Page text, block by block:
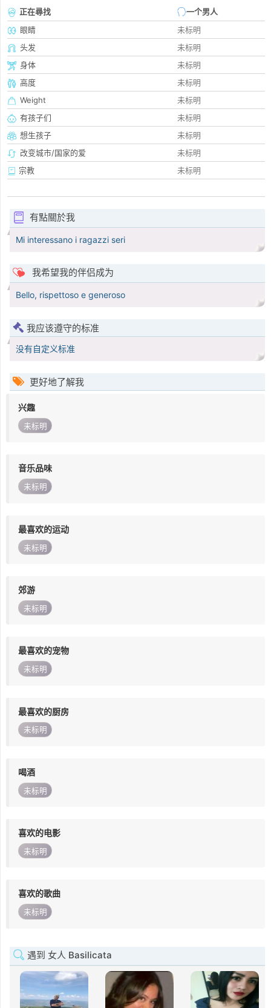
正在尋找
一个男人
眼睛
未标明
头发
未标明
身体
未标明
高度
未标明
Weight
未标明
有孩子们
未标明
想生孩子
未标明
改变城市/国家的爱
未标明
宗教
未标明
有點關於我
Mi interessano i ragazzi seri
我希望我的伴侣成为
Bello, rispettoso e generoso
我应该遵守的标准
没有自定义标准
更好地了解我
兴趣
未标明
音乐品味
未标明
最喜欢的运动
未标明
郊游
未标明
最喜欢的宠物
未标明
最喜欢的厨房
未标明
喝酒
未标明
喜欢的电影
未标明
喜欢的歌曲
未标明
遇到 女人 Basilicata